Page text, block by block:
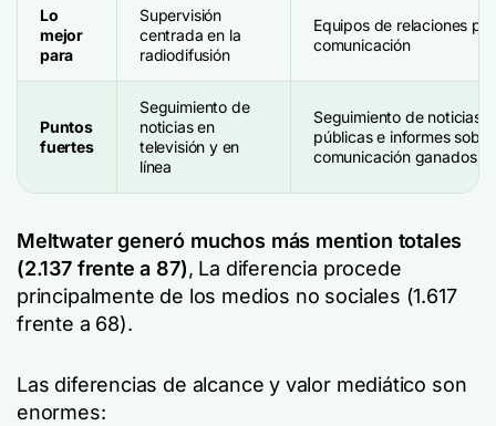
Lo
mejor
para
Supervisión
centrada en la
radiodifusión
Equipos de relaciones
comunicación
Puntos
fuertes
Seguimiento de
noticias en
televisión y en
línea
Seguimiento de noticias,
públicas e informes
comunicación ganados
Meltwater generó muchos más mention totales
(2.137 frente a 87), La diferencia procede
principalmente de los medios no sociales (1.617
frente a 68).
Las diferencias de alcance y valor mediático son
enormes: